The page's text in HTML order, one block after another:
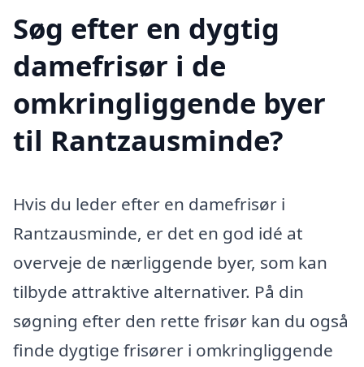
Søg efter en dygtig
damefrisør i de
omkringliggende byer
til Rantzausminde?
Hvis du leder efter en damefrisør i
Rantzausminde, er det en god idé at
overveje de nærliggende byer, som kan
tilbyde attraktive alternativer. På din
søgning efter den rette frisør kan du også
finde dygtige frisører i omkringliggende